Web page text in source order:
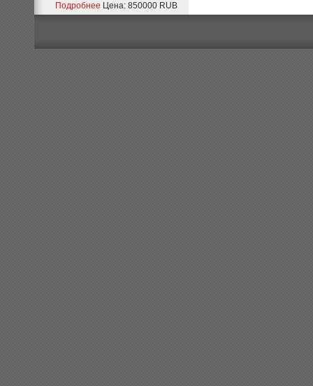
Подробнее Цена: 850000 RUB